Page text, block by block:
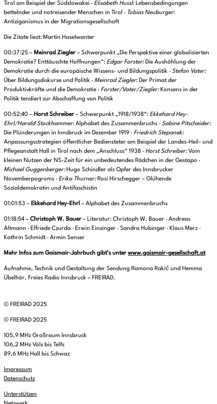
Tirol am Beispiel der Südslowakei · Elisabeth Hussl: Lebensbedingungen
bettelnder und notreisender Menschen in Tirol · Tobias Neuburger:
Antiziganismus in der Migrationsgesellschaft
Die Zitate liest: Martin Haselwanter
00:37:25 – Meinrad Ziegler – Schwerpunkt „Die Perspektive einer globalisierten
Demokratie? Enttäuschte Hoffnungen“: Edgar Forster: Die Aushöhlung der
Demokratie durch die europäische Wissens- und Bildungspolitik · Stefan Vater:
Über Bildungsdiskurse und Politik · Meinrad Ziegler: Der Primat der
Produktivkräfte und die Demokratie · Forster/Vater/Ziegler:Konsens in der
Politik tendiert zur Abschaffung von Politik
00:52:40 – Horst Schreiber – Schwerpunkt „1918/1938“: Ekkehard Hey-
Ehrl/Harald Stockhammer: Alphabet des Zusammenbruchs · Sabine Pitscheider:
Die Plünderungen in Innsbruck im Dezember 1919 · Friedrich Stepanek:
Anpassungsstrategien öffentlicher Bediensteter am Beispiel der Landes-Heil- und
Pflegeanstalt Hall in Tirol nach dem „Anschluss“ 1938 · Horst Schreiber:Vom
kleinen Nutzen der NS-Zeit für ein unbedeutendes Rädchen in der Gestapo ·
Michael Guggenberger:Hugo Schindler als Opfer des Innsbrucker
Novemberpogroms · Erika Thurner:Rosi Hirschegger – Glühende
Sozialdemokratin und Antifaschistin
01:01:53 – Ekkehard Hey-Ehrl – Alphabet des Zusammenbruchs
01:18:54 – Christoph W. Bauer – Literatur: Christoph W. Bauer · Andreas
Altmann · Elfriede Czurda · Erwin Einzinger · Sandra Hubinger · Klaus Merz ·
Kathrin Schmidt · Armin Senser
Mehr Infos zum Gaismair-Jahrbuch gibt’s unter www.gaismair-gesellschaft.at
Aufnahme, Technik und Gestaltung der Sendung Ramona Rakić und Hemma
Übelhör, Freies Radio Innsbruck – FREIRAD.
© FREIRAD 2025
© FREIRAD 2025
105,9 MHz Großraum Innsbruck
106,2 MHz Völs bis Telfs
89,6 MHz Hall bis Schwaz
Impressum
Datenschutz
Unterstützen